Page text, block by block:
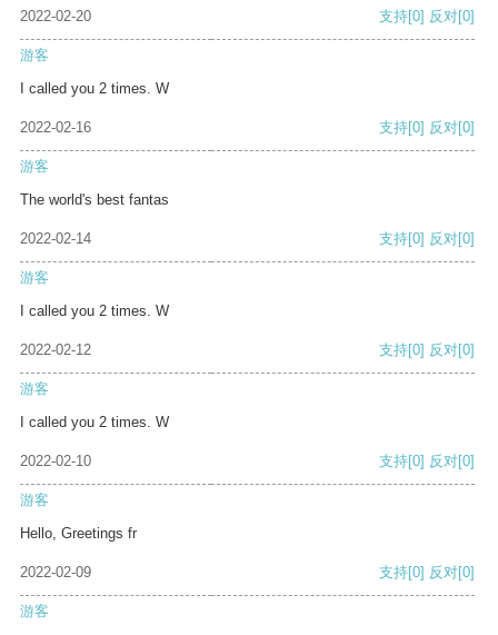
2022-02-20 支持[0] 反对[0]
游客
I called you 2 times. W
2022-02-16 支持[0] 反对[0]
游客
The world's best fantas
2022-02-14 支持[0] 反对[0]
游客
I called you 2 times. W
2022-02-12 支持[0] 反对[0]
游客
I called you 2 times. W
2022-02-10 支持[0] 反对[0]
游客
Hello, Greetings fr
2022-02-09 支持[0] 反对[0]
游客